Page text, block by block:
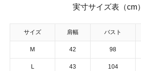
実寸サイズ表（cm）
サイズ 肩幅 バスト
M 42 98
L 43 104